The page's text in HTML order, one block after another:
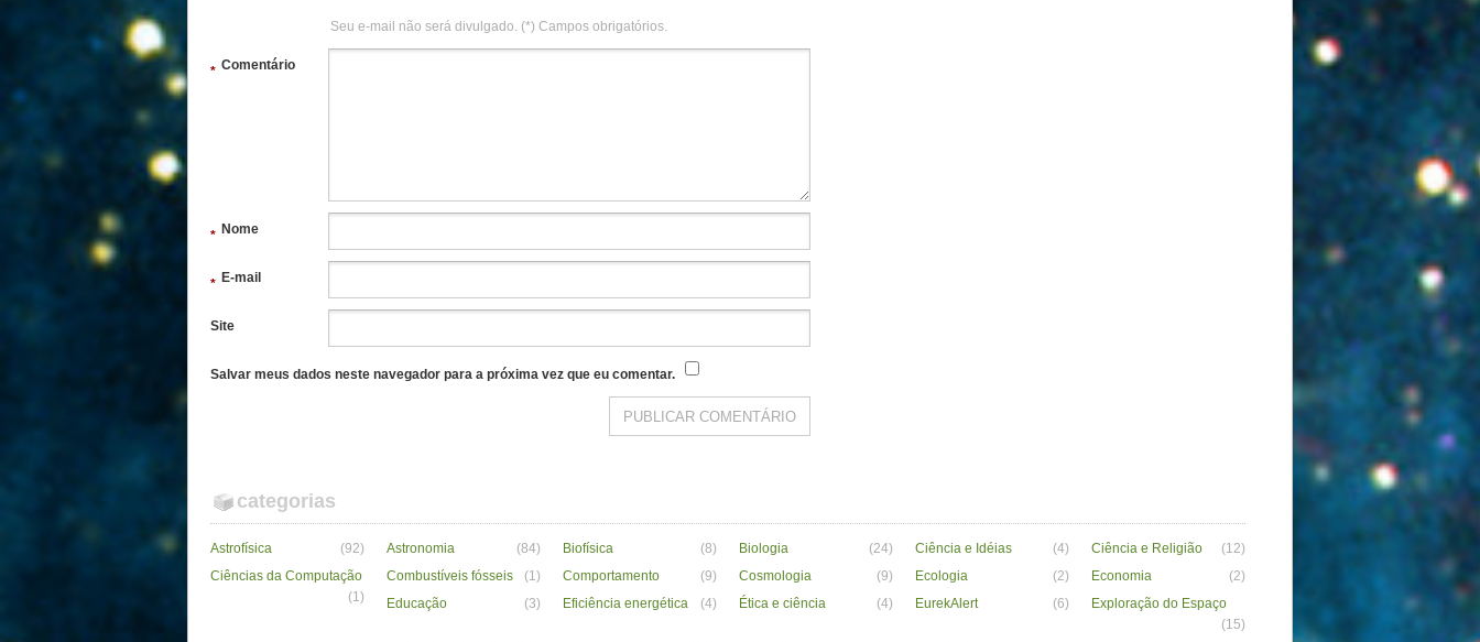
Seu e-mail não será divulgado. (*) Campos obrigatórios.
Comentário
*
Nome
*
E-mail
*
Site
Salvar meus dados neste navegador para a próxima vez que eu comentar.
categorias
Astrofísica (92) Astronomia (84) Biofísica (8) Biologia (24) Ciência e Idéias (4) Ciência e Religião
(12)
Ciências da Computação
(1)
Combustíveis fósseis (1) Comportamento (9) Cosmologia (9) Ecologia (2) Economia
(2)
Educação
(3) Eficiência energética (4) Ética e ciência (4) EurekAlert (6)
Exploração do Espaço
(15)